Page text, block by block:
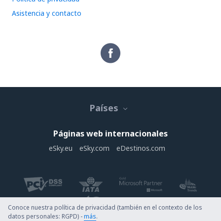
Asistencia y contacto
Países
Páginas web internacionales
eSky.eu eSky.com eDestinos.com
Conoce nuestra política de privacidad (también en el contexto de los
datos personales: RGPD) -más.